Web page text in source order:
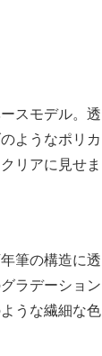
スモデル。透
ようなポリカ
リアに見せま
筆の構造に透
ラデーション
うな繊細な色